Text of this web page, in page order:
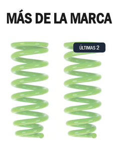
MÁS DE LA MARCA
ÚLTIMAS2